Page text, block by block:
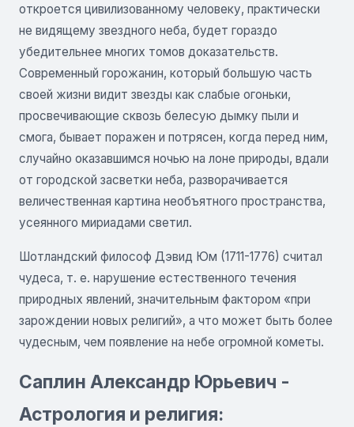
откроется цивилизованному человеку, практически
не видящему звездного неба, будет гораздо
убедительнее многих томов доказательств.
Современный горожанин, который большую часть
своей жизни видит звезды как слабые огоньки,
просвечивающие сквозь белесую дымку пыли и
смога, бывает поражен и потрясен, когда перед ним,
случайно оказавшимся ночью на лоне природы, вдали
от городской засветки неба, разворачивается
величественная картина необъятного пространства,
усеянного мириадами светил.
Шотландский философ Дэвид Юм (1711-1776) считал
чудеса, т. е. нарушение естественного течения
природных явлений, значительным фактором «при
зарождении новых религий», а что может быть более
чудесным, чем появление на небе огромной кометы.
Саплин Александр Юрьевич -
Астрология и религия: